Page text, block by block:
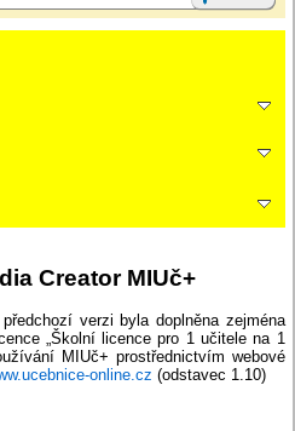
Creator MIUč+
předchozí verzi byla doplněna zejména
„Školní licence pro 1 učitele na 1
MIUč+ prostřednictvím webové
online.cz (odstavec 1.10)